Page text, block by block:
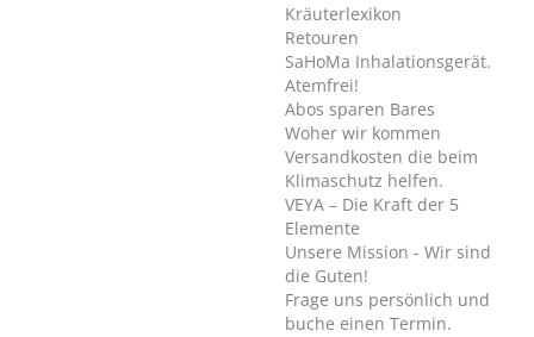
Kräuterlexikon
Retouren
SaHoMa Inhalationsgerät.
Atemfrei!
Abos sparen Bares
Woher wir kommen
Versandkosten die beim
Klimaschutz helfen.
VEYA – Die Kraft der 5
Elemente
Unsere Mission - Wir sind
die Guten!
Frage uns persönlich und
buche einen Termin.